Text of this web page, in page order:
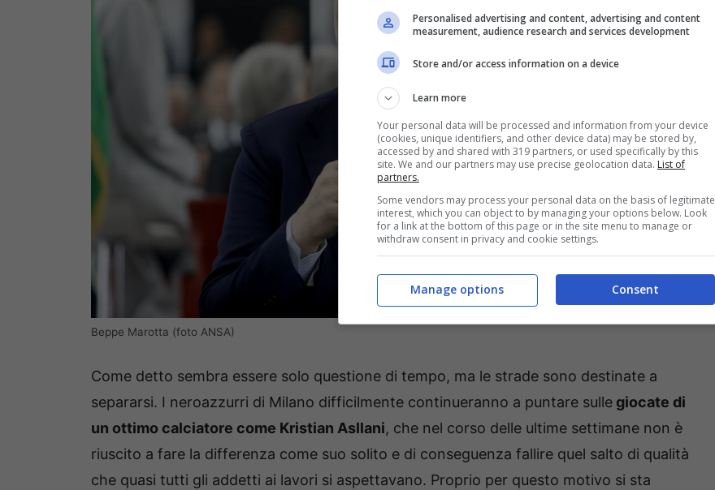
Beppe Marotta (foto ANSA)
Come detto sembra essere solo questione di tempo, ma le strade sono destinate a
separarsi. I neroazzurri di Milano difficilmente continueranno a puntare sulle giocate di
un ottimo calciatore come Kristian Asllani, che nel corso delle ultime settimane non è
riuscito a fare la differenza come suo solito e di conseguenza fallire quel salto di qualità
che quasi tutti gli addetti ai lavori si aspettavano. Proprio per questo motivo si sta
Personalised advertising and content, advertising and content
measurement, audience research and services development
Store and/or access information on a device
Learn more
Your personal data will be processed and information from your device
(cookies, unique identifiers, and other device data) may be stored by,
accessed by and shared with 319 partners, or used specifically by this
site. We and our partners may use precise geolocation data. List of
partners.
Some vendors may process your personal data on the basis of legitimate
interest, which you can object to by managing your options below. Look
for a link at the bottom of this page or in the site menu to manage or
withdraw consent in privacy and cookie settings.
Consent
Manage options